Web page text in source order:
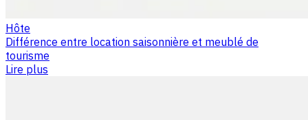
Hôte
Différence entre location saisonnière et meublé de
tourisme
Lire plus